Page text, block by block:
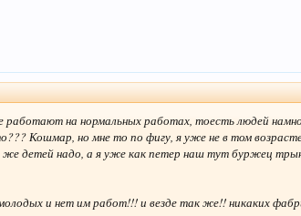
работают на нормальных работах, тоесть людей
Кошмар, но мне то по фигу, я уже не в том
детей надо, а я уже как петер наш тут буржец
и нет им работ!!! и везде так же!! никаких